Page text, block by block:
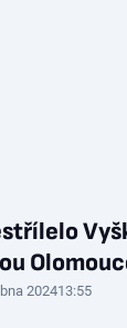
202413:55